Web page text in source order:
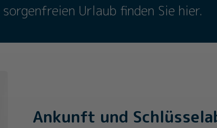
Urlaub finden Sie hier.
Ankunft und